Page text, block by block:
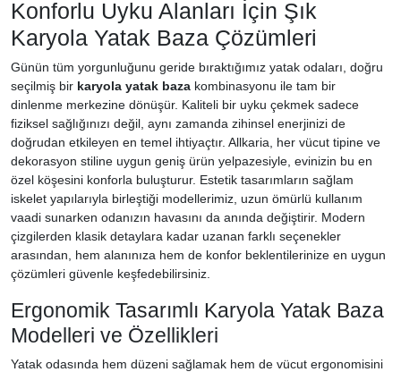
Konforlu Uyku Alanları İçin Şık
Karyola Yatak Baza Çözümleri
Günün tüm yorgunluğunu geride bıraktığımız yatak odaları, doğru
seçilmiş bir karyola yatak baza kombinasyonu ile tam bir
dinlenme merkezine dönüşür. Kaliteli bir uyku çekmek sadece
fiziksel sağlığınızı değil, aynı zamanda zihinsel enerjinizi de
doğrudan etkileyen en temel ihtiyaçtır. Allkaria, her vücut tipine ve
dekorasyon stiline uygun geniş ürün yelpazesiyle, evinizin bu en
özel köşesini konforla buluşturur. Estetik tasarımların sağlam
iskelet yapılarıyla birleştiği modellerimiz, uzun ömürlü kullanım
vaadi sunarken odanızın havasını da anında değiştirir. Modern
çizgilerden klasik detaylara kadar uzanan farklı seçenekler
arasından, hem alanınıza hem de konfor beklentilerinize en uygun
çözümleri güvenle keşfedebilirsiniz.
Ergonomik Tasarımlı Karyola Yatak Baza
Modelleri ve Özellikleri
Yatak odasında hem düzeni sağlamak hem de vücut ergonomisini